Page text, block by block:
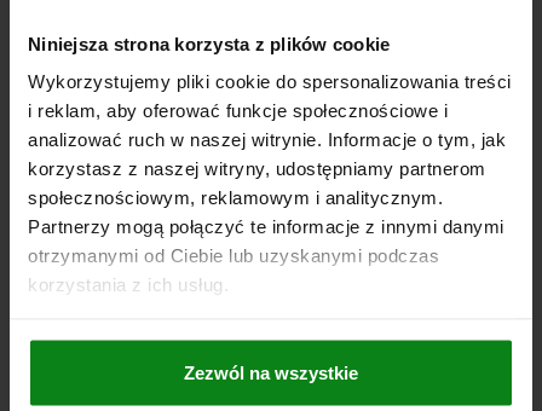
Niniejsza strona korzysta z plików cookie
Wykorzystujemy pliki cookie do spersonalizowania treści
i reklam, aby oferować funkcje społecznościowe i
analizować ruch w naszej witrynie. Informacje o tym, jak
korzystasz z naszej witryny, udostępniamy partnerom
społecznościowym, reklamowym i analitycznym.
Partnerzy mogą połączyć te informacje z innymi danymi
otrzymanymi od Ciebie lub uzyskanymi podczas
korzystania z ich usług.
Zezwól na wszystkie
2 165,68 PLN
plus VAT
plus koszty wysyłki
SZCZEGÓŁY
04629-10 A